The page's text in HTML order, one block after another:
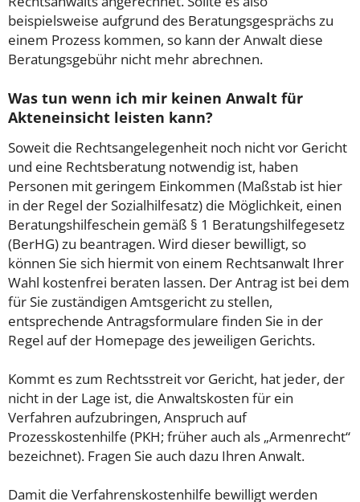
beispielsweise aufgrund des Beratungsgesprächs zu
einem Prozess kommen, so kann der Anwalt diese
Beratungsgebühr nicht mehr abrechnen.
Was tun wenn ich mir keinen Anwalt für
Akteneinsicht leisten kann?
Soweit die Rechtsangelegenheit noch nicht vor Gericht
und eine Rechtsberatung notwendig ist, haben
Personen mit geringem Einkommen (Maßstab ist hier
in der Regel der Sozialhilfesatz) die Möglichkeit, einen
Beratungshilfeschein gemäß § 1 Beratungshilfegesetz
(BerHG) zu beantragen. Wird dieser bewilligt, so
können Sie sich hiermit von einem Rechtsanwalt Ihrer
Wahl kostenfrei beraten lassen. Der Antrag ist bei dem
für Sie zuständigen Amtsgericht zu stellen,
entsprechende Antragsformulare finden Sie in der
Regel auf der Homepage des jeweiligen Gerichts.
Kommt es zum Rechtsstreit vor Gericht, hat jeder, der
nicht in der Lage ist, die Anwaltskosten für ein
Verfahren aufzubringen, Anspruch auf
Prozesskostenhilfe (PKH; früher auch als „Armenrecht“
bezeichnet). Fragen Sie auch dazu Ihren Anwalt.
Damit die Verfahrenskostenhilfe bewilligt werden